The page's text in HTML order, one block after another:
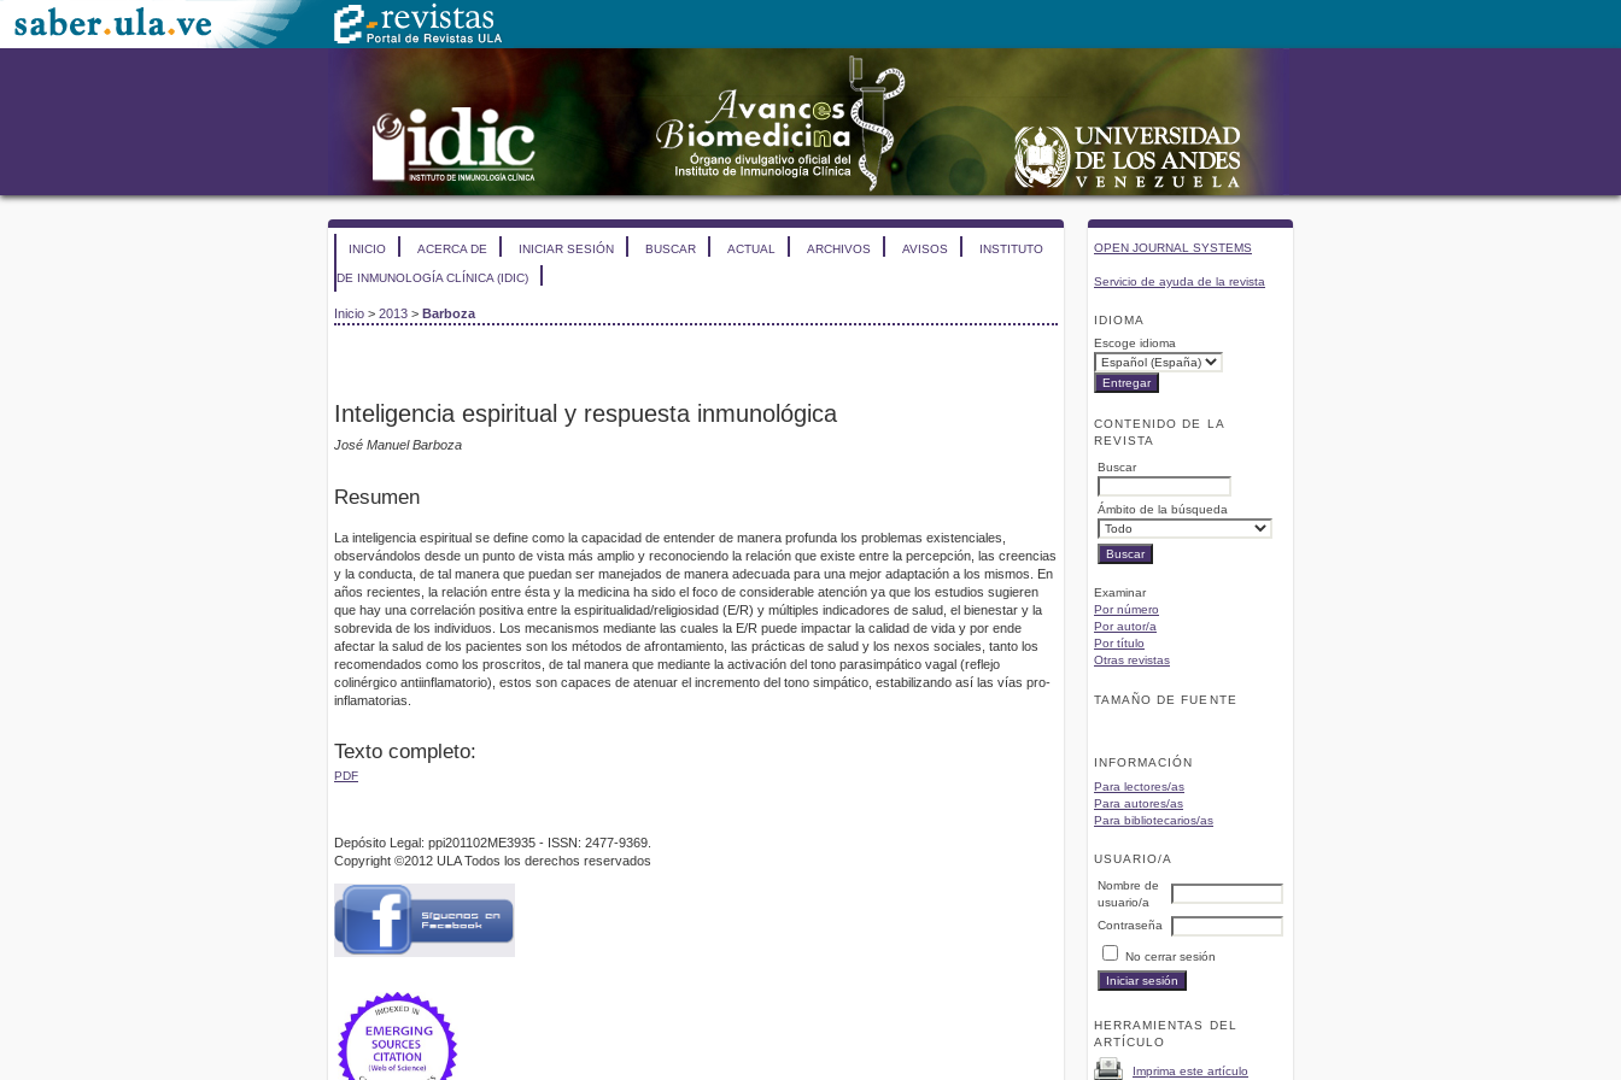
OPEN JOURNAL SYSTEMS
Servicio de ayuda de la revista
IDIOMA
Escoge idioma
CONTENIDO DE LA
REVISTA
Buscar
Ámbito de la búsqueda
Examinar
Por número
Por autor/a
Por título
Otras revistas
TAMAÑO DE FUENTE
INFORMACIÓN
Para lectores/as
Para autores/as
Para bibliotecarios/as
USUARIO/A
Nombre de
usuario/a
Contraseña
No cerrar sesión
HERRAMIENTAS DEL
ARTÍCULO
Imprima este artículo
INICIO ACERCA DE INICIAR SESIÓN BUSCAR ACTUAL ARCHIVOS AVISOS INSTITUTO
DE INMUNOLOGÍA CLÍNICA (IDIC)
Inicio > 2013 > Barboza
Inteligencia espiritual y respuesta inmunológica
José Manuel Barboza
Resumen
La inteligencia espiritual se define como la capacidad de entender de manera profunda los problemas existenciales,
observándolos desde un punto de vista más amplio y reconociendo la relación que existe entre la percepción, las creencias
y la conducta, de tal manera que puedan ser manejados de manera adecuada para una mejor adaptación a los mismos. En
años recientes, la relación entre ésta y la medicina ha sido el foco de considerable atención ya que los estudios sugieren
que hay una correlación positiva entre la espiritualidad/religiosidad (E/R) y múltiples indicadores de salud, el bienestar y la
sobrevida de los individuos. Los mecanismos mediante las cuales la E/R puede impactar la calidad de vida y por ende
afectar la salud de los pacientes son los métodos de afrontamiento, las prácticas de salud y los nexos sociales, tanto los
recomendados como los proscritos, de tal manera que mediante la activación del tono parasimpático vagal (reflejo
colinérgico antiinflamatorio), estos son capaces de atenuar el incremento del tono simpático, estabilizando así las vías pro-
inflamatorias.
Texto completo:
PDF
Depósito Legal: ppi201102ME3935 - ISSN: 2477-9369.
Copyright ©2012 ULA Todos los derechos reservados